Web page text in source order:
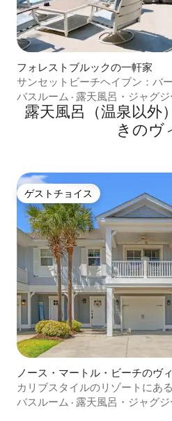
フォレストブルックの一軒家
サンセットビーチヘイブン：バ
ビーチまで10分！
バスルーム · 露天風呂・ジャグジ
露天風呂（温泉以外
きのヴ
ゲストチョイス
ゲストチョイス
ノース・マートル・ビーチのヴ
カリブスタイルのリゾートにあ
の豪華ヴィラ
バスルーム · 露天風呂・ジャグジ